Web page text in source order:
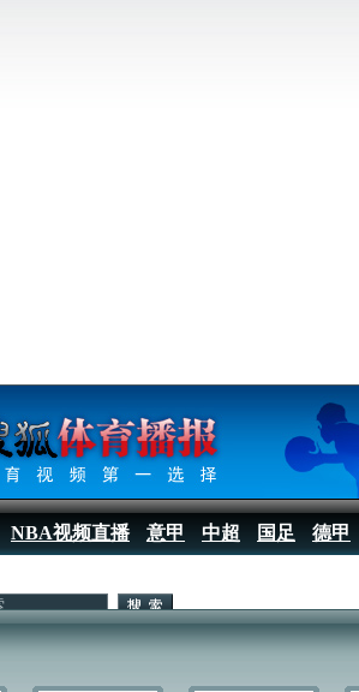
NBA视频直播 意甲 中超 国足 德甲